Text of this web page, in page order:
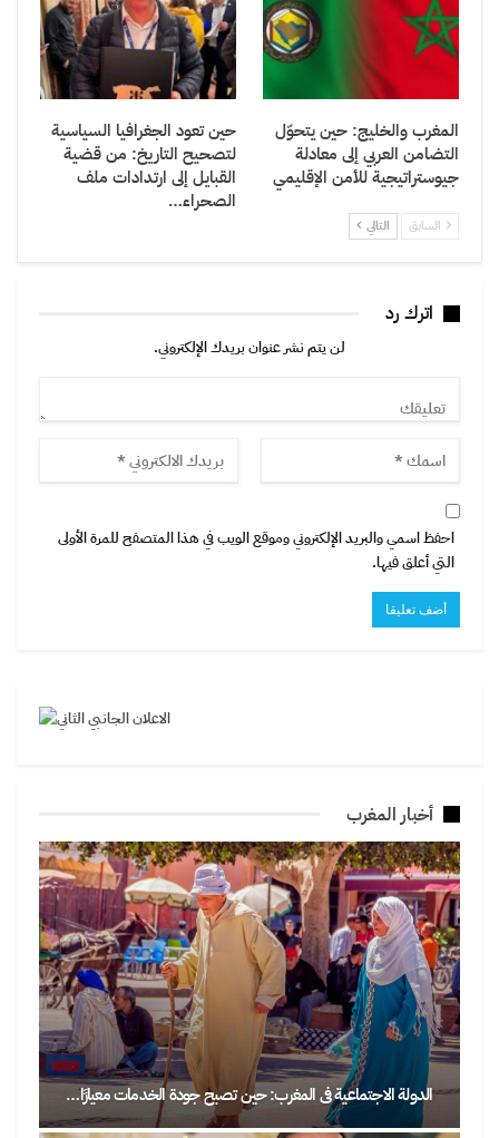
المغرب والخليج: حين يتحوّل
التضامن العربي إلى معادلة
جيوستراتيجية للأمن الإقليمي
حين تعود الجغرافيا السياسية
لتصحيح التاريخ: من قضية
القبايل إلى ارتدادات ملف
الصحراء…
السابق التالي
اترك رد
لن يتم نشر عنوان بريدك الإلكتروني.
احفظ اسمي والبريد الإلكتروني وموقع الويب في هذا المتصفح للمرة الأولى
التي أعلق فيها.
أخبار المغرب
الدولة الاجتماعية في المغرب: حين تصبح جودة الخدمات معيارًا…